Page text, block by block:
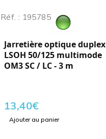
Réf. : 195785
Jarretière optique duplex
LSOH 50/125 multimode
OM3 SC / LC - 3 m
13,40€
Ajouter au panier